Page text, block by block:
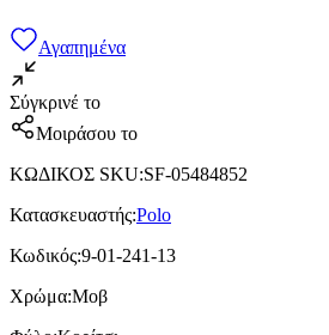
Αγαπημένα
Σύγκρινέ το
Μοιράσου το
ΚΩΔΙΚΟΣ SKU:SF-05484852
Κατασκευαστής:Polo
Κωδικός:9-01-241-13
Χρώμα:Μοβ